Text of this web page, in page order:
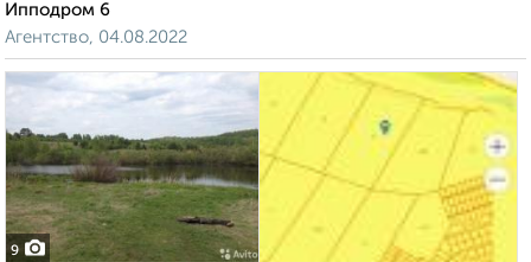
Ипподром 6
Агентство, 04.08.2022
9